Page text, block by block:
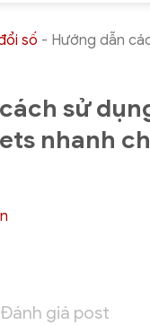
số - Hướng dẫn
sử
nhanh
Đánh giá post